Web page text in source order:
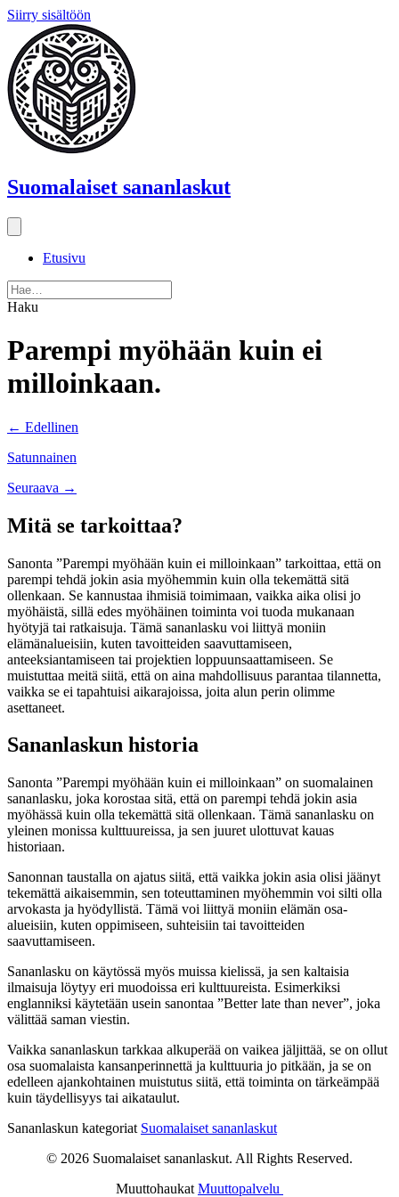
Siirry sisältöön
Suomalaiset sananlaskut
Etusivu
Haku
Parempi myöhään kuin ei
milloinkaan.
Posts
navigation
← Edellinen
Satunnainen
Posts
navigation
Seuraava →
Mitä se tarkoittaa?
Sanonta ”Parempi myöhään kuin ei milloinkaan” tarkoittaa, että on
parempi tehdä jokin asia myöhemmin kuin olla tekemättä sitä
ollenkaan. Se kannustaa ihmisiä toimimaan, vaikka aika olisi jo
myöhäistä, sillä edes myöhäinen toiminta voi tuoda mukanaan
hyötyjä tai ratkaisuja. Tämä sananlasku voi liittyä moniin
elämänalueisiin, kuten tavoitteiden saavuttamiseen,
anteeksiantamiseen tai projektien loppuunsaattamiseen. Se
muistuttaa meitä siitä, että on aina mahdollisuus parantaa tilannetta,
vaikka se ei tapahtuisi aikarajoissa, joita alun perin olimme
asettaneet.
Sananlaskun historia
Sanonta ”Parempi myöhään kuin ei milloinkaan” on suomalainen
sananlasku, joka korostaa sitä, että on parempi tehdä jokin asia
myöhässä kuin olla tekemättä sitä ollenkaan. Tämä sananlasku on
yleinen monissa kulttuureissa, ja sen juuret ulottuvat kauas
historiaan.
Sanonnan taustalla on ajatus siitä, että vaikka jokin asia olisi jäänyt
tekemättä aikaisemmin, sen toteuttaminen myöhemmin voi silti olla
arvokasta ja hyödyllistä. Tämä voi liittyä moniin elämän osa-
alueisiin, kuten oppimiseen, suhteisiin tai tavoitteiden
saavuttamiseen.
Sananlasku on käytössä myös muissa kielissä, ja sen kaltaisia
ilmaisuja löytyy eri muodoissa eri kulttuureista. Esimerkiksi
englanniksi käytetään usein sanontaa ”Better late than never”, joka
välittää saman viestin.
Vaikka sananlaskun tarkkaa alkuperää on vaikea jäljittää, se on ollut
osa suomalaista kansanperinnettä ja kulttuuria jo pitkään, ja se on
edelleen ajankohtainen muistutus siitä, että toiminta on tärkeämpää
kuin täydellisyys tai aikataulut.
Sananlaskun kategoriat Suomalaiset sananlaskut
© 2026 Suomalaiset sananlaskut. All Rights Reserved.
Muuttohaukat Muuttopalvelu